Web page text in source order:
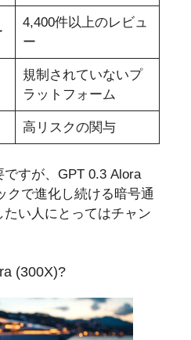
4,400件以上のレビュ
ー
規制されていないプ
ラットフォーム
高リスクの関与
すが、GPT 0.3 Alora
クで進化し続ける暗号通
い人にとってはチャン
(300X)?